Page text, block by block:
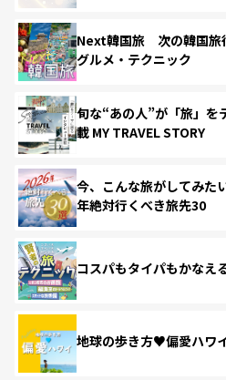
Next韓国旅 次の韓国旅
グルメ・テクニック
旬な“あの人”が「旅」を
載 MY TRAVEL STORY
今、こんな旅がしてみた
年絶対行くべき旅先30
コスパもタイパもかなえ
地球の歩き方♥偏愛ハワ